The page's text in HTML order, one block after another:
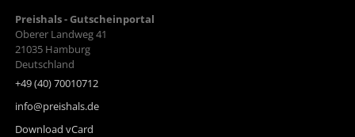
Preishals - Gutscheinportal
Oberer Landweg 41
21035 Hamburg
Deutschland
+49 (40) 70010712
info@preishals.de
Download vCard